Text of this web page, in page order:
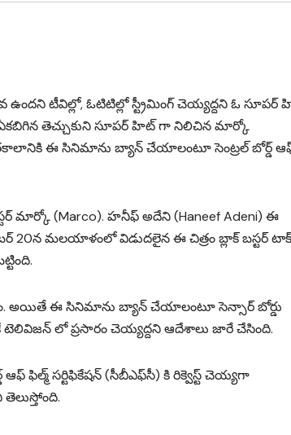
టీవిల్లో, ఓటిటిల్లో స్ట్రీమింగ్ చెయ్యద్దని ఓ సూపర్
తెచ్చుకుని సూపర్ హిట్ గా నిలిచిన మార్కో
ఈ సినిమాను బ్యాన్ చేయాలంటూ సెంట్రల్ బోర్డ్
మార్కో (Marco). హనీఫ్ అదేని (Haneef Adeni) ఈ
20న మ‌ల‌యాళంలో విడుద‌లైన ఈ చిత్రం బ్లాక్ బ‌స్ట‌ర్ టాక్
అయితే ఈ సినిమాను బ్యాన్ చేయాలంటూ సెన్సార్ బోర్డు
టెలివిజన్ లో ప్రసారం చెయ్యద్దని ఆదేశాలు జారే చేసింది.
ఫిల్మ్ సర్టిఫికేషన్ (సీబీఎఫ్‍సీ) కి రిక్వెస్ట్ చెయ్యగా